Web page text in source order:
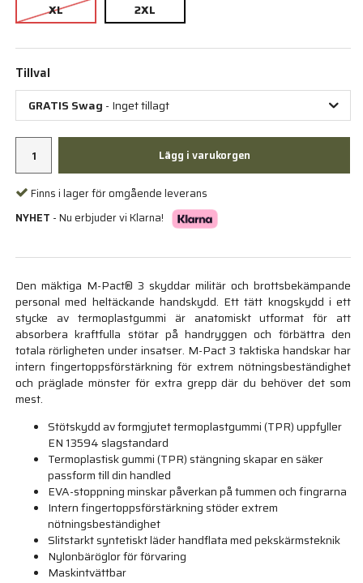
XL
2XL
Tillval
GRATIS Swag - Inget tillagt
Lägg i varukorgen
Finns i lager för omgående leverans
NYHET - Nu erbjuder vi Klarna!
Den mäktiga M-Pact® 3 skyddar militär och brottsbekämpande
personal med heltäckande handskydd. Ett tätt knogskydd i ett
stycke av termoplastgummi är anatomiskt utformat för att
absorbera kraftfulla stötar på handryggen och förbättra den
totala rörligheten under insatser. M-Pact 3 taktiska handskar har
intern fingertoppsförstärkning för extrem nötningsbeständighet
och präglade mönster för extra grepp där du behöver det som
mest.
Stötskydd av formgjutet termoplastgummi (TPR) uppfyller
EN 13594 slagstandard
Termoplastisk gummi (TPR) stängning skapar en säker
passform till din handled
EVA-stoppning minskar påverkan på tummen och fingrarna
Intern fingertoppsförstärkning stöder extrem
nötningsbeständighet
Slitstarkt syntetiskt läder handflata med pekskärmsteknik
Nylonbäröglor för förvaring
Maskintvättbar